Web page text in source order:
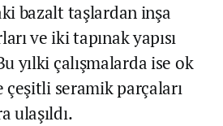
bazalt taşlardan inşa
ve iki tapınak yapısı
yılki çalışmalarda ise ok
çeşitli seramik parçaları
ulaşıldı.